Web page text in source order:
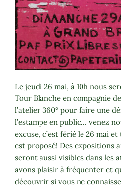
Le jeudi 26 mai, à 10h nous
Tour Blanche en compagnie
l’atelier 360° pour faire une
l’estampe en public… venez
excuse, c’est férié le 26 mai
est proposé! Des expositions
seront aussi visibles dans les
avons plaisir à fréquenter et
découvrir si vous ne